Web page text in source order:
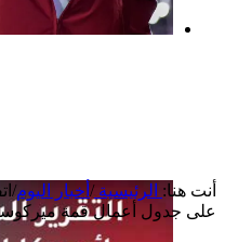
أنت هنا: الرئيسية/ أخبار اليوم/
على جدول أعمال قمة